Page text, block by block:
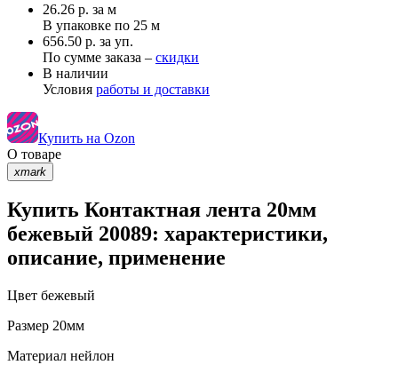
26.26 р. за м
В упаковке по 25 м
656.50 р. за уп.
По сумме заказа – скидки
В наличии
Условия работы и доставки
Купить на Ozon
О товаре
xmark
Купить Контактная лента 20мм
бежевый 20089: характеристики,
описание, применение
Цвет бежевый
Размер 20мм
Материал нейлон